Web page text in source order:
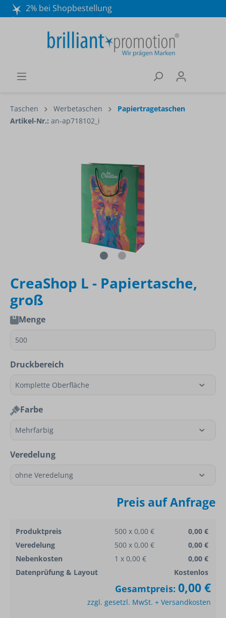
2% bei Shopbestellung
Wir beraten Sie gerne:
040 / 570 18 25 70
Taschen Werbetaschen
Papiertragetaschen
Artikel-Nr.: an-ap718102_i
CreaShop L - Papiertasche,
groß
Menge
Druckbereich
Farbe
Veredelung
Preis auf Anfrage
Produktpreis 500 x 0,00 €
0,00 €
Veredelung
500 x 0,00 €
0,00 €
Nebenkosten
1 x 0,00 €
0,00 €
Datenprüfung & Layout
Kostenlos
Gesamtpreis: 0,00 €
zzgl. gesetzl. MwSt. + Versandkosten